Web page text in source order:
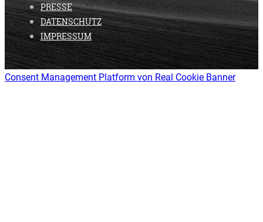
PRESSE
DATENSCHUTZ
IMPRESSUM
Consent Management Platform von Real Cookie Banner